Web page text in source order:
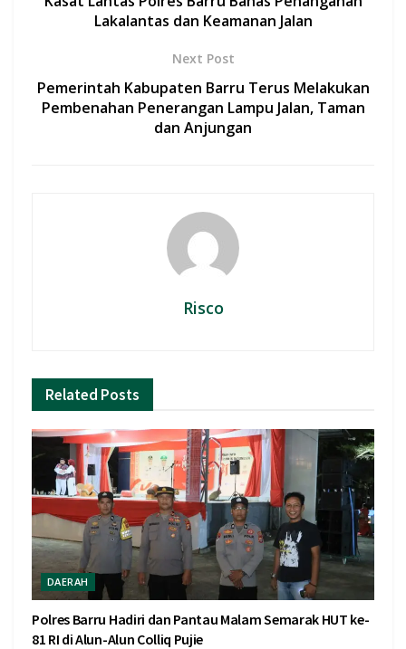
p
Lakalantas dan Keamanan Jalan
Next Post
Pemerintah Kabupaten Barru Terus Melakukan
Pembenahan Penerangan Lampu Jalan, Taman
dan Anjungan
Risco
Related Posts
DAERAH
Polres Barru Hadiri dan Pantau Malam Semarak HUT ke-
81 RI di Alun-Alun Colliq Pujie